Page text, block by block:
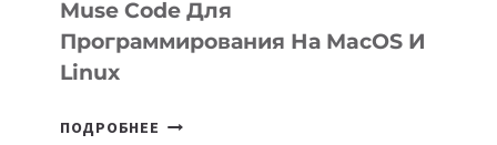
Muse Code Для
Программирования На MacOS И
Linux
ПОДРОБНЕЕ META